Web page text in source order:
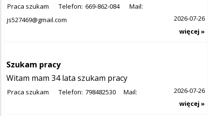
Praca szukam Telefon: 669-862-084
Mail:
js527469@gmail.com
2026-07-26
więcej »
Szukam pracy
Witam mam 34 lata szukam pracy
Praca szukam Telefon: 798482530 Mail:
2026-07-26
więcej »